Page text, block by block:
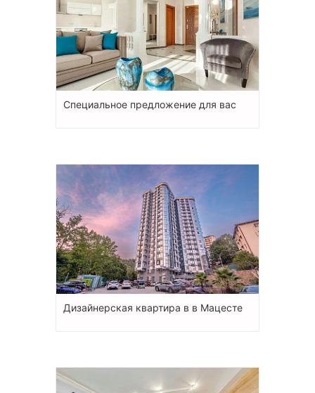
Специальное предложение для вас
Дизайнерская квартира в в Мацесте